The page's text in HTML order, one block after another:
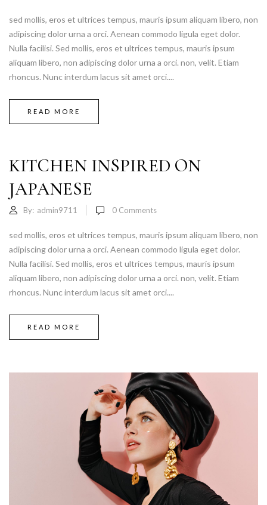
sed mollis, eros et ultrices tempus, mauris ipsum aliquam libero, non
adipiscing dolor urna a orci. Aenean commodo ligula eget dolor.
Nulla facilisi. Sed mollis, eros et ultrices tempus, mauris ipsum
aliquam libero, non adipiscing dolor urna a orci. non, velit. Etiam
rhoncus. Nunc interdum lacus sit amet orci....
READ MORE
KITCHEN INSPIRED ON
JAPANESE
By: admin9711 0 Comments
sed mollis, eros et ultrices tempus, mauris ipsum aliquam libero, non
adipiscing dolor urna a orci. Aenean commodo ligula eget dolor.
Nulla facilisi. Sed mollis, eros et ultrices tempus, mauris ipsum
aliquam libero, non adipiscing dolor urna a orci. non, velit. Etiam
rhoncus. Nunc interdum lacus sit amet orci....
READ MORE